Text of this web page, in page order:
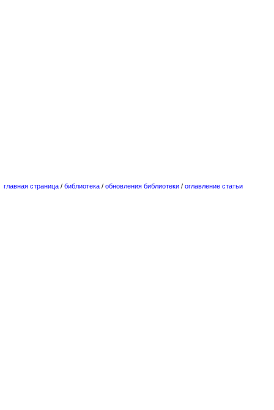
главная страница / библиотека / обновления библиотеки / оглавление статьи